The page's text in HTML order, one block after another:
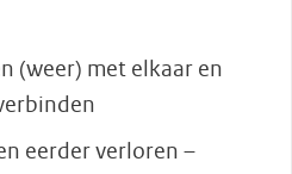
(weer) met elkaar en
eerder verloren –